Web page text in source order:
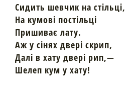
Сидить шевчик на стільці,
На кумові постільці
Пришиває лату.
Аж у сінях двері скрип,
Далі в хату двері рип,—
Шелеп кум у хату!